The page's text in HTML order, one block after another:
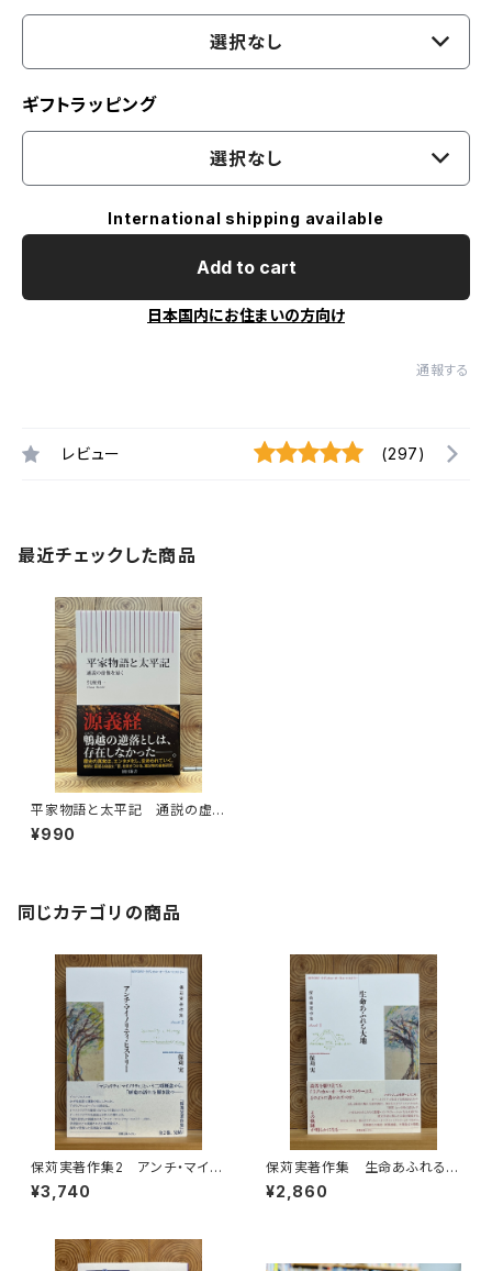
選択なし
ギフトラッピング
選択なし
International shipping available
Add to cart
日本国内にお住まいの方向け
通報する
レビュー (297)
最近チェックした商品
平家物語と太平記 通説の虚
像を暴く
¥990
同じカテゴリの商品
保苅実著作集2 アンチ・マイノ
リティ・ヒストリー
¥3,740
保苅実著作集 生命あふれる大
地
¥2,860